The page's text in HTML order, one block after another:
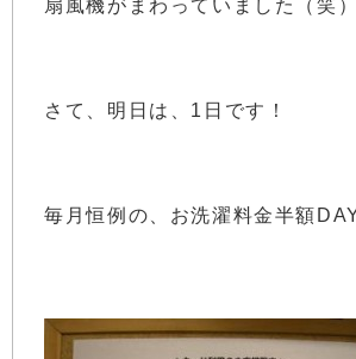
扇風機がまわっていました（笑）
さて、明日は、1日です！
毎月恒例の、お洗濯料金半額